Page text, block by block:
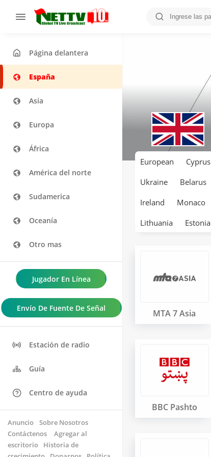
Página delantera
España
Asia
Europa
África
América del norte
Sudamerica
Oceanía
Otro mas
Jugador En Línea
Envío De Fuente De Señal
Estación de radio
Guía
Centro de ayuda
Anuncio
Sobre Nosotros
Contáctenos
Agregar al
escritorio
Historia de
European Cyprus
Ukraine
Belarus
Ireland
Monaco
Lithuania
Estonia
MTA 7 Asia
BBC Pashto